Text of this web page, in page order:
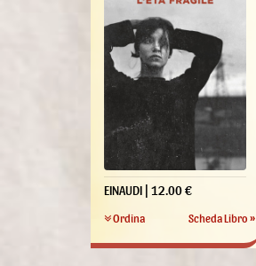
EINAUDI | 12.00 €
Ordina Scheda Libro »